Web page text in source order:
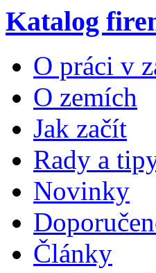
Katalog
O práci v
O zemích
Jak začít
Rady a
Novinky
Články